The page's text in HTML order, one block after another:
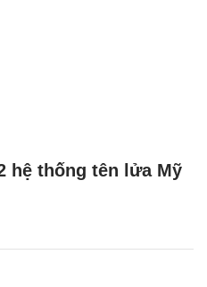
hệ thống tên lửa Mỹ